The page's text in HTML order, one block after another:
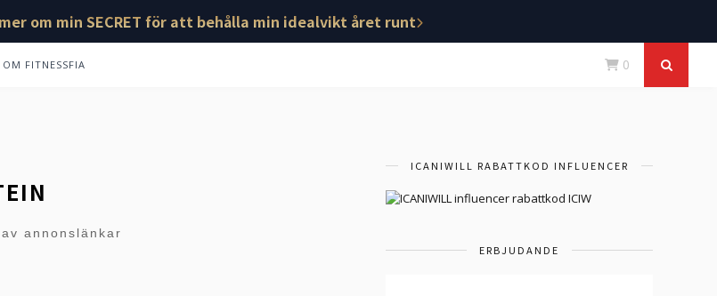
om min SECRET för att behålla min idealvikt året runt
OM FITNESSFIA 0
annonslänkar
ICANIWILL RABATTKOD INFLUENCER
ERBJUDANDE